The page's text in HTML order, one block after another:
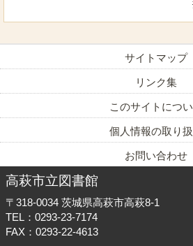
サイトマップ
リンク集
このサイトにつ
個人情報の取り
お問い合わせ
高萩市立図書館
〒318-0034 茨城県高萩市高萩8-1
TEL：0293-23-7174
FAX：0293-22-4613